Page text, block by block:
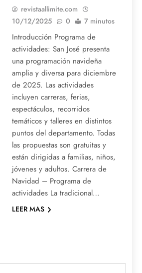
revistaallimite.com
10/12/2025
0 7 minutos
Introducción Programa de
actividades: San José presenta
una programación navideña
amplia y diversa para diciembre
de 2025. Las actividades
incluyen carreras, ferias,
espectáculos, recorridos
temáticos y talleres en distintos
puntos del departamento. Todas
las propuestas son gratuitas y
están dirigidas a familias, niños,
jóvenes y adultos. Carrera de
Navidad – Programa de
actividades La tradicional…
LEER MAS